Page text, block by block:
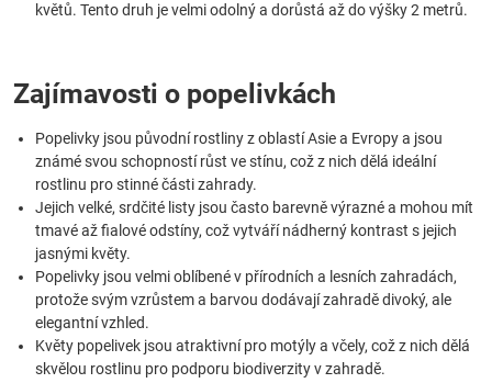
květů. Tento druh je velmi odolný a dorůstá až do výšky 2 metrů.
Zajímavosti o popelivkách
Popelivky jsou původní rostliny z oblastí Asie a Evropy a jsou
známé svou schopností růst ve stínu, což z nich dělá ideální
rostlinu pro stinné části zahrady.
Jejich velké, srdčité listy jsou často barevně výrazné a mohou mít
tmavé až fialové odstíny, což vytváří nádherný kontrast s jejich
jasnými květy.
Popelivky jsou velmi oblíbené v přírodních a lesních zahradách,
protože svým vzrůstem a barvou dodávají zahradě divoký, ale
elegantní vzhled.
Květy popelivek jsou atraktivní pro motýly a včely, což z nich dělá
skvělou rostlinu pro podporu biodiverzity v zahradě.